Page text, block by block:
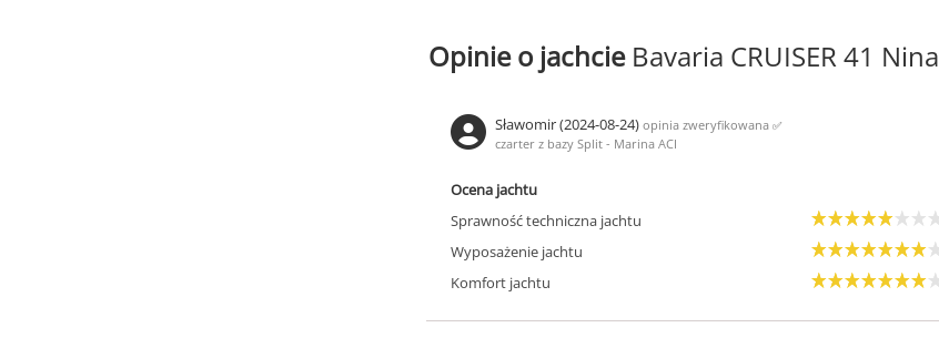
Opinie o jachcie Bavaria CRUISER 41 Nina
Sławomir (2024-08-24) opinia zweryfikowana ✅
czarter z bazy Split - Marina ACI
Ocena jachtu
Sprawność techniczna jachtu
Wyposażenie jachtu
Komfort jachtu